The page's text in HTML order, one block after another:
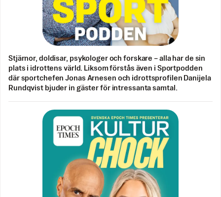
Stjärnor, doldisar, psykologer och forskare – alla har de sin
plats i idrottens värld. Liksom förstås även i Sportpodden
där sportchefen Jonas Arnesen och idrottsprofilen Danijela
Rundqvist bjuder in gäster för intressanta samtal.